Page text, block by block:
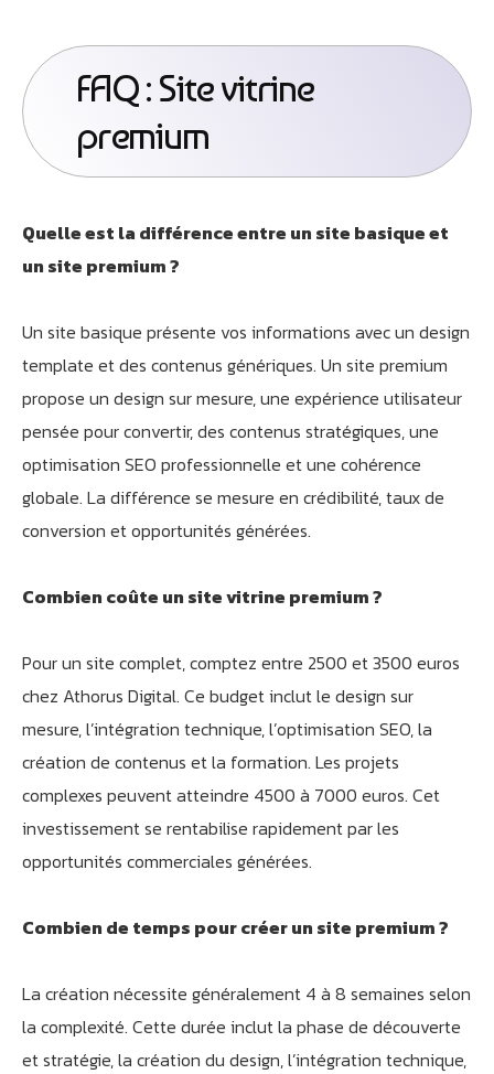
FAQ : Site vitrine
premium
Quelle est la différence entre un site basique et
un site premium ?
Un site basique présente vos informations avec un design
template et des contenus génériques. Un site premium
propose un design sur mesure, une expérience utilisateur
pensée pour convertir, des contenus stratégiques, une
optimisation SEO professionnelle et une cohérence
globale. La différence se mesure en crédibilité, taux de
conversion et opportunités générées.
Combien coûte un site vitrine premium ?
Pour un site complet, comptez entre 2500 et 3500 euros
chez Athorus Digital. Ce budget inclut le design sur
mesure, l’intégration technique, l’optimisation SEO, la
création de contenus et la formation. Les projets
complexes peuvent atteindre 4500 à 7000 euros. Cet
investissement se rentabilise rapidement par les
opportunités commerciales générées.
Combien de temps pour créer un site premium ?
La création nécessite généralement 4 à 8 semaines selon
la complexité. Cette durée inclut la phase de découverte
et stratégie, la création du design, l’intégration technique,